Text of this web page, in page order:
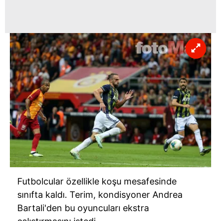
Futbolcular özellikle koşu mesafesinde
sınıfta kaldı. Terim, kondisyoner Andrea
Bartali'den bu oyuncuları ekstra